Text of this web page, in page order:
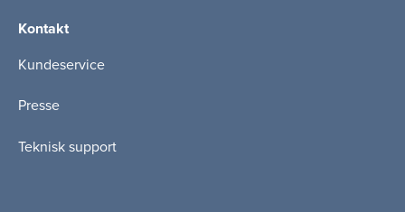
Kontakt
Kundeservice
Presse
Teknisk support